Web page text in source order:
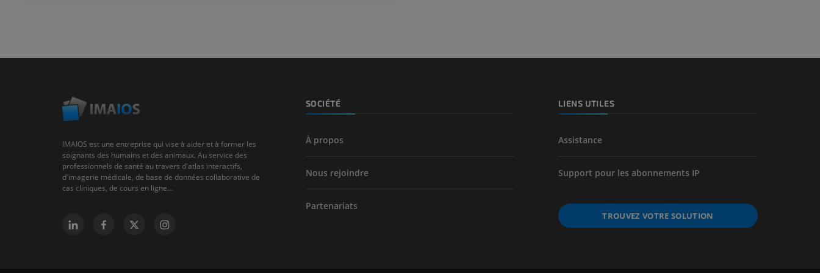
IMAIOS est une entreprise qui vise à aider et à former les
soignants des humains et des animaux. Au service des
professionnels de santé au travers d'atlas interactifs,
d'imagerie médicale, de base de données collaborative de
cas cliniques, de cours en ligne...
SOCIÉTÉ
À propos
Nous rejoindre
Partenariats
LIENS UTILES
Assistance
Support pour les abonnements IP
TROUVEZ VOTRE SOLUTION